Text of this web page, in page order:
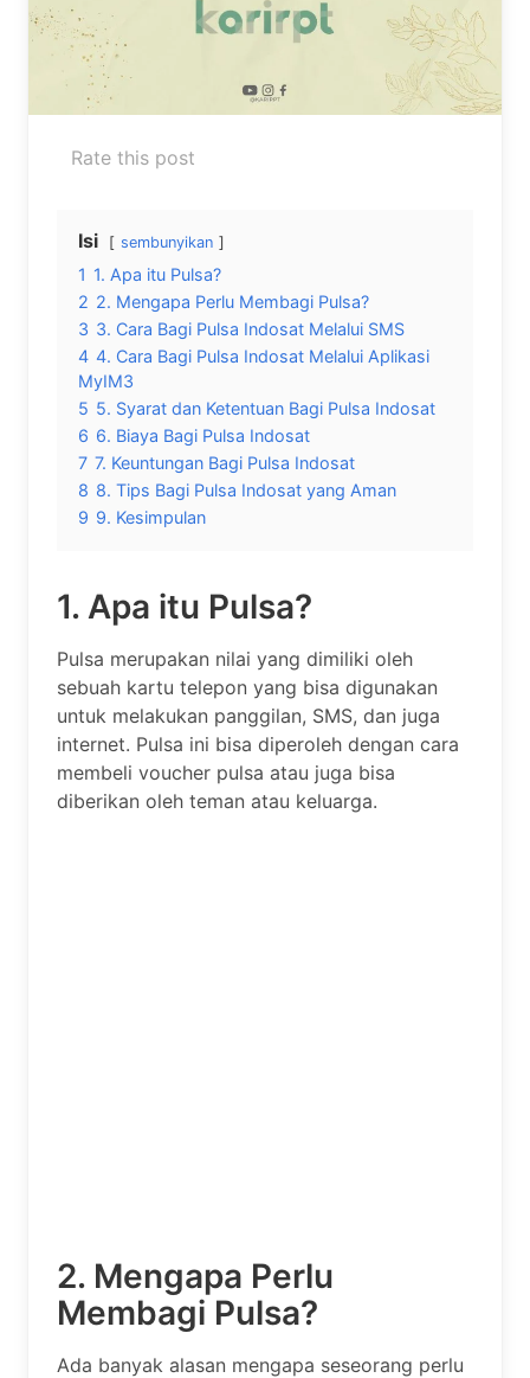
Rate this post
Isi sembunyikan
1 1. Apa itu Pulsa?
2 2. Mengapa Perlu Membagi Pulsa?
3 3. Cara Bagi Pulsa Indosat Melalui SMS
4 4. Cara Bagi Pulsa Indosat Melalui Aplikasi
MyIM3
5 5. Syarat dan Ketentuan Bagi Pulsa Indosat
6 6. Biaya Bagi Pulsa Indosat
7 7. Keuntungan Bagi Pulsa Indosat
8 8. Tips Bagi Pulsa Indosat yang Aman
9 9. Kesimpulan
1. Apa itu Pulsa?
Pulsa merupakan nilai yang dimiliki oleh
sebuah kartu telepon yang bisa digunakan
untuk melakukan panggilan, SMS, dan juga
internet. Pulsa ini bisa diperoleh dengan cara
membeli voucher pulsa atau juga bisa
diberikan oleh teman atau keluarga.
2. Mengapa Perlu
Membagi Pulsa?
Ada banyak alasan mengapa seseorang perlu